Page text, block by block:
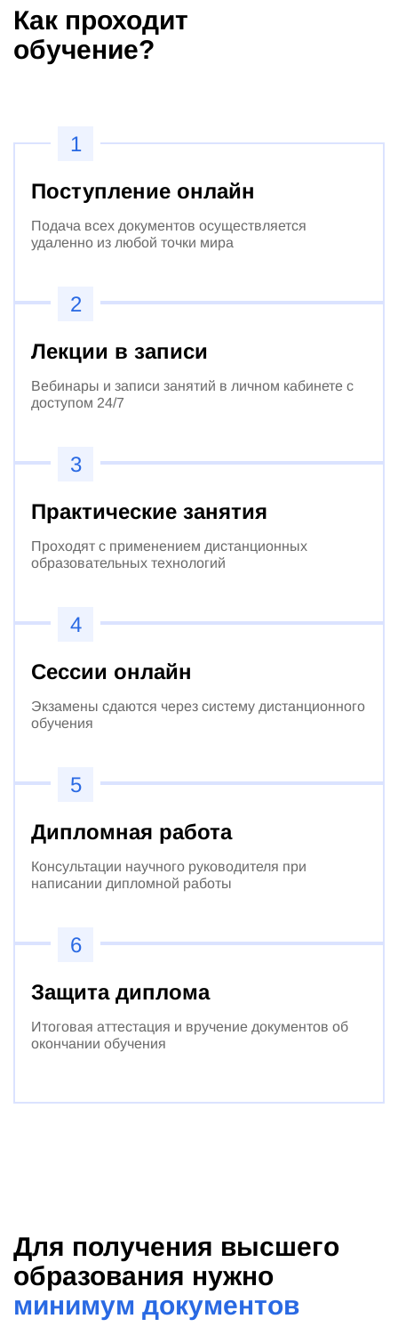
Как проходит
обучение?
1
Поступление онлайн
Подача всех документов осуществляется
удаленно из любой точки мира
2
Лекции в записи
Вебинары и записи занятий в личном кабинете с
доступом 24/7
3
Практические занятия
Проходят с применением дистанционных
образовательных технологий
4
Сессии онлайн
Экзамены сдаются через систему дистанционного
обучения
5
Дипломная работа
Консультации научного руководителя при
написании дипломной работы
6
Защита диплома
Итоговая аттестация и вручение документов об
окончании обучения
Для получения высшего
образования нужно
минимум документов